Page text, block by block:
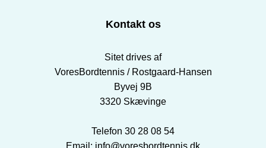
Kontakt os
Sitet drives af
VoresBordtennis / Rostgaard-Hansen
Byvej 9B
3320 Skævinge
Telefon 30 28 08 54
Email: info@voresbordtennis.dk